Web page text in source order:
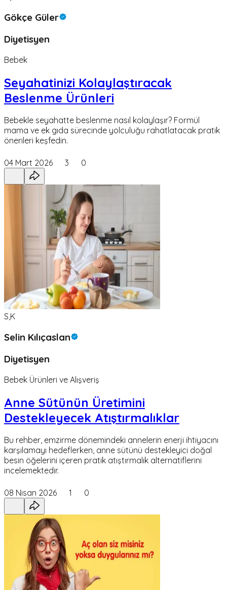
Gökçe Güler
Diyetisyen
Bebek
Seyahatinizi Kolaylaştıracak
Beslenme Ürünleri
Bebekle seyahatte beslenme nasıl kolaylaşır? Formül
mama ve ek gıda sürecinde yolculuğu rahatlatacak pratik
önerileri keşfedin.
04 Mart 2026 3 0
S,K
Selin Kılıçaslan
Diyetisyen
Bebek Ürünleri ve Alışveriş
Anne Sütünün Üretimini
Destekleyecek Atıştırmalıklar
Bu rehber, emzirme dönemindeki annelerin enerji ihtiyacını
karşılamayı hedeflerken, anne sütünü destekleyici doğal
besin öğelerini içeren pratik atıştırmalık alternatiflerini
incelemektedir.
08 Nisan 2026 1 0